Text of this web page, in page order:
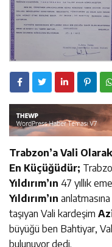
Trabzon’a Vali
En Küçüğüdür;
Yıldırım’ın 47 yıllık
Yıldırım’ın
taşıyan Vali kardeşim
büyüğü ben Bahtiyar,
bulunuyor dedi.